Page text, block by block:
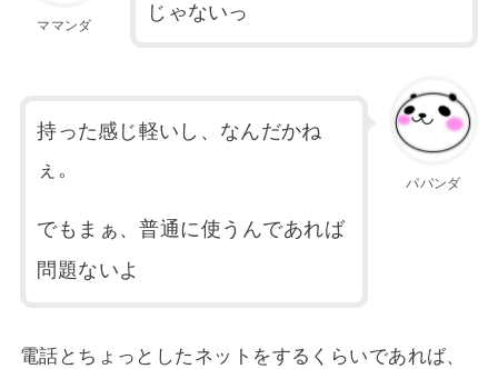
ママンダ
じゃないっ
パパンダ
持った感じ軽いし、なんだかね
ぇ。
でもまぁ、普通に使うんであれば
問題ないよ
電話とちょっとしたネットをするくらいであれば、